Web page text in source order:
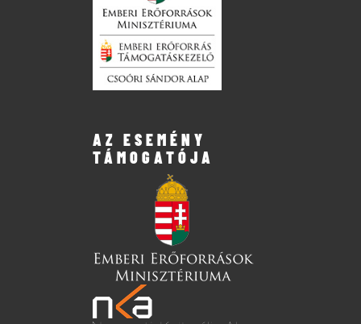
AZ ESEMÉNY
TÁMOGATÓJA